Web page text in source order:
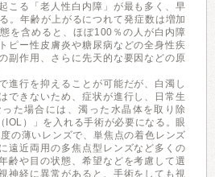
こる「老人性白内障」が最も多く、早
。年齢が上がるにつれて発症数は増加
を含めると、ほぼ100％の人が白内障
ピー性皮膚炎や糖尿病などの全身性疾
副作用、さらに先天的な要因などの原
進行を抑えることが可能だが、白濁し
できないため、症状が進行し、日常生
た場合には、濁った水晶体を取り除
IOL）」を入れる手術が必要になる。眼
の薄いレンズで、単焦点の着色レンズ
遠近両用の多焦点型レンズなど多くの
齢や目の状態、希望などを考慮して選
神経に異常があると、手術をしても視